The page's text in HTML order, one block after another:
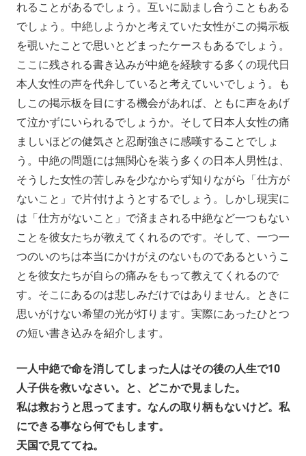
れることがあるでしょう。互いに励まし合うこともある
でしょう。中絶しようかと考えていた女性がこの掲示板
を覗いたことで思いとどまったケースもあるでしょう。
ここに残される書き込みが中絶を経験する多くの現代日
本人女性の声を代弁していると考えていいでしょう。も
しこの掲示板を目にする機会があれば、ともに声をあげ
て泣かずにいられるでしょうか。そして日本人女性の痛
ましいほどの健気さと忍耐強さに感嘆することでしょ
う。中絶の問題には無関心を装う多くの日本人男性は、
そうした女性の苦しみを少なからず知りながら「仕方が
ないこと」で片付けようとするでしょう。しかし現実に
は「仕方がないこと」で済まされる中絶など一つもない
ことを彼女たちが教えてくれるのです。そして、一つ一
つのいのちは本当にかけがえのないものであるというこ
とを彼女たちが自らの痛みをもって教えてくれるので
す。そこにあるのは悲しみだけではありません。ときに
思いがけない希望の光が灯ります。実際にあったひとつ
の短い書き込みを紹介します。
一人中絶で命を消してしまった人はその後の人生で10
人子供を救いなさい。と、どこかで見ました。
私は救おうと思ってます。なんの取り柄もないけど。私
にできる事なら何でもします。
天国で見ててね。